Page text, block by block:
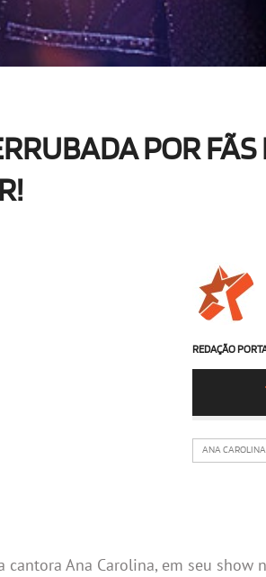
POR FÃS
REDAÇÃO
ANA CAROLINA
Ana Carolina, em seu show